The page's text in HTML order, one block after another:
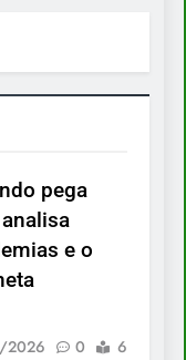
pega
e o
0
6